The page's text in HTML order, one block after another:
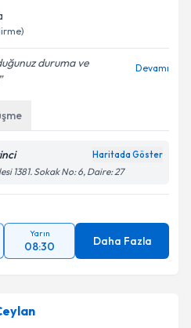
duruma ve
1381. Sokak No: 6, Daire: 27
Yarın
08:30 Daha Fazla